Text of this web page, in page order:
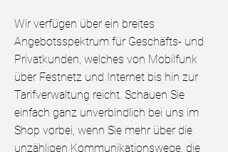
Wir verfügen über ein breites
Angebotsspektrum für Geschäfts- und
Privatkunden, welches von Mobilfunk
über Festnetz und Internet bis hin zur
Tarifverwaltung reicht. Schauen Sie
einfach ganz unverbindlich bei uns im
Shop vorbei, wenn Sie mehr über die
unzähligen Kommunikationswege, die